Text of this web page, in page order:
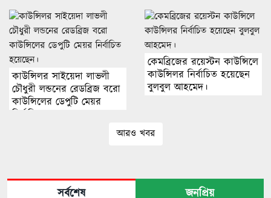
কাউন্সিলর সাইয়েদা লাভলী
চৌধুরী লন্ডনের রেডব্রিজ বরো
কাউন্সিলের ডেপুটি মেয়র
নির্বাচিত হয়েছেন।
কেমব্রিজের রয়েস্টন কাউন্সিলে
কাউন্সিলর নির্বাচিত হয়েছেন
বুলবুল আহমেদ।
আরও খবর
সর্বশেষ
জনপ্রিয়